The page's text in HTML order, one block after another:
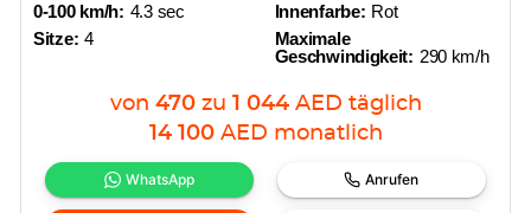
0-100 km/h: 4.3 sec
Sitze: 4
Innenfarbe: Rot
Maximale
Geschwindigkeit: 290 km/h
von 470 zu 1 044 AED täglich
14 100 AED monatlich
WhatsApp Anrufen